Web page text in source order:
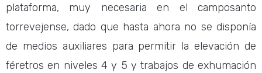
plataforma, muy necesaria en el camposanto
torrevejense, dado que hasta ahora no se disponía
de medios auxiliares para permitir la elevación de
féretros en niveles 4 y 5 y trabajos de exhumación